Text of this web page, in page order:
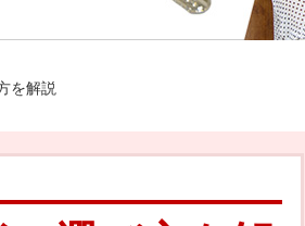
を解説